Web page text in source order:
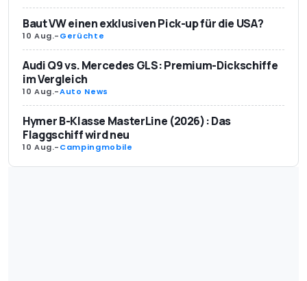
Baut VW einen exklusiven Pick-up für die USA?
10 Aug.-Gerüchte
Audi Q9 vs. Mercedes GLS: Premium-Dickschiffe
im Vergleich
10 Aug.-Auto News
Hymer B-Klasse MasterLine (2026): Das
Flaggschiff wird neu
10 Aug.-Campingmobile